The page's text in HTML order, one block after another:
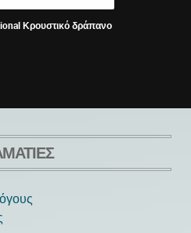
Κρουστικό δράπανο